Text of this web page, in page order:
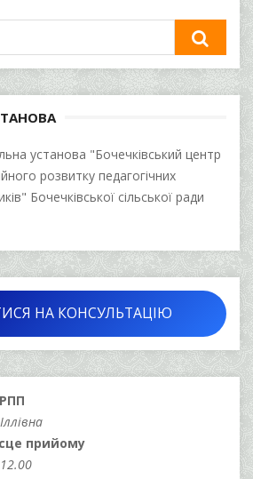
установа "Бочечківський центр
розвитку педагогічних
Бочечківської сільської ради
НА КОНСУЛЬТАЦІЮ
прийому